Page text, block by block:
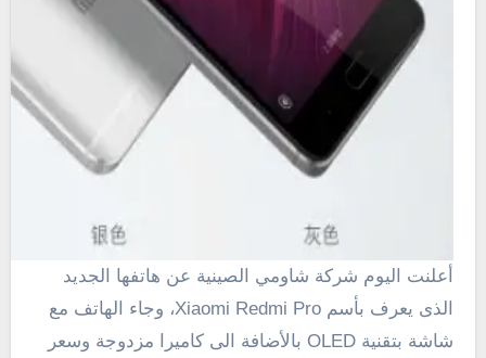
الذى يعرف بأسم Xiaomi Redmi Pro، وجاء الهاتف مع
شاشة بتقنية OLED بالأضافة الى كاميرا مزدوجة وسعر